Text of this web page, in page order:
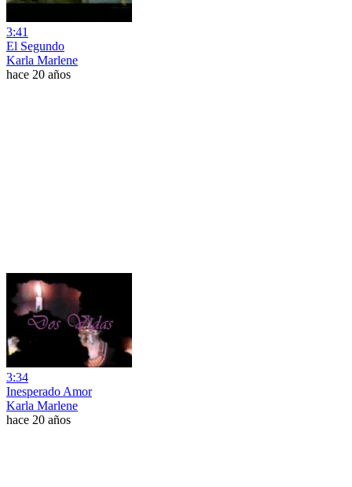
3:41
El Segundo
Karla Marlene
hace 20 años
3:34
Inesperado Amor
Karla Marlene
hace 20 años